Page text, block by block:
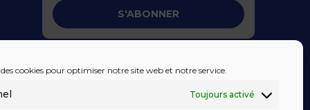
cookies pour optimiser notre site web et notre service.
Toujours activé
S'ABONNER